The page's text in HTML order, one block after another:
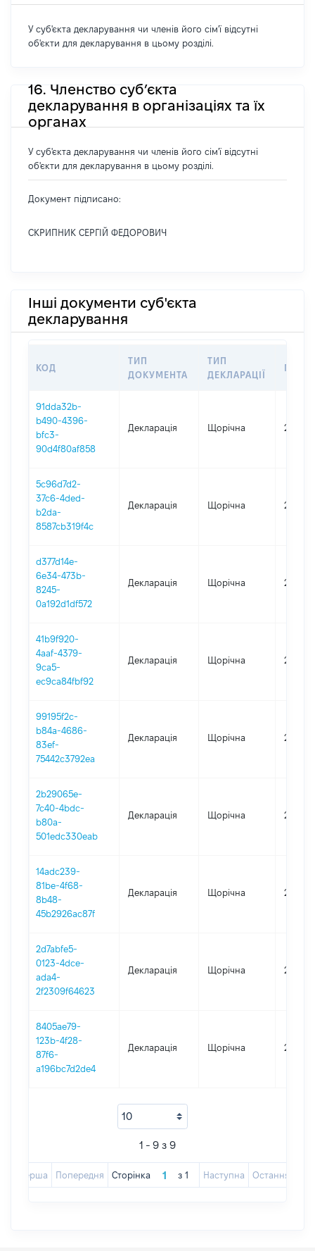
У суб'єкта декларування чи членів його сім'ї відсутні
об'єкти для декларування в цьому розділі.
16. Членство суб’єкта
декларування в організаціях та їх
органах
У суб'єкта декларування чи членів його сім'ї відсутні
об'єкти для декларування в цьому розділі.
Документ підписано:
СКРИПНИК СЕРГІЙ ФЕДОРОВИЧ
Інші документи суб'єкта
декларування
КОД
ТИП
ДОКУМЕНТА
ТИП
ДЕКЛАРАЦІЇ
91dda32b-
b490-4396-
bfc3-
90d4f80af858
Декларація Щорічна 2025
5c96d7d2-
37c6-4ded-
b2da-
8587cb319f4c
Декларація Щорічна 2024
d377d14e-
6e34-473b-
8245-
0a192d1df572
Декларація Щорічна 2023
41b9f920-
4aaf-4379-
9ca5-
ec9ca84fbf92
Декларація Щорічна 2022
99195f2c-
b84a-4686-
83ef-
75442c3792ea
Декларація Щорічна 2021
2b29065e-
7c40-4bdc-
b80a-
501edc330eab
Декларація Щорічна 2020
14adc239-
81be-4f68-
8b48-
45b2926ac87f
Декларація Щорічна 2019
2d7abfe5-
0123-4dce-
ada4-
2f2309f64623
Декларація Щорічна 2018
8405ae79-
123b-4f28-
87f6-
a196bc7d2de4
Декларація Щорічна 2016
1 - 9 з 9
Перша Попередня Сторінка з 1 Наступна Остання